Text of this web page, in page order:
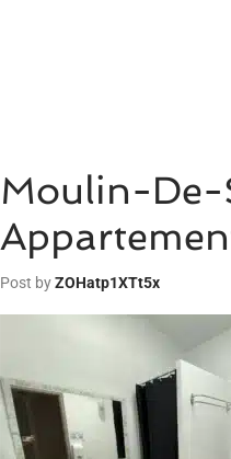
Moulin-
Post byZOHatp1XTt5x